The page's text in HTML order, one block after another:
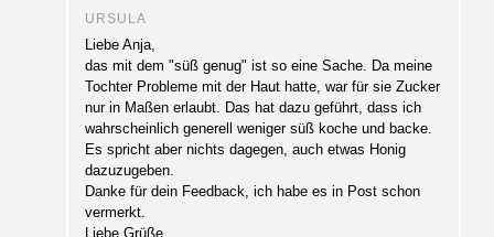
URSULA
Liebe Anja,
das mit dem "süß genug" ist so eine Sache. Da meine
Tochter Probleme mit der Haut hatte, war für sie Zucker
nur in Maßen erlaubt. Das hat dazu geführt, dass ich
wahrscheinlich generell weniger süß koche und backe.
Es spricht aber nichts dagegen, auch etwas Honig
dazuzugeben.
Danke für dein Feedback, ich habe es in Post schon
vermerkt.
Liebe Grüße